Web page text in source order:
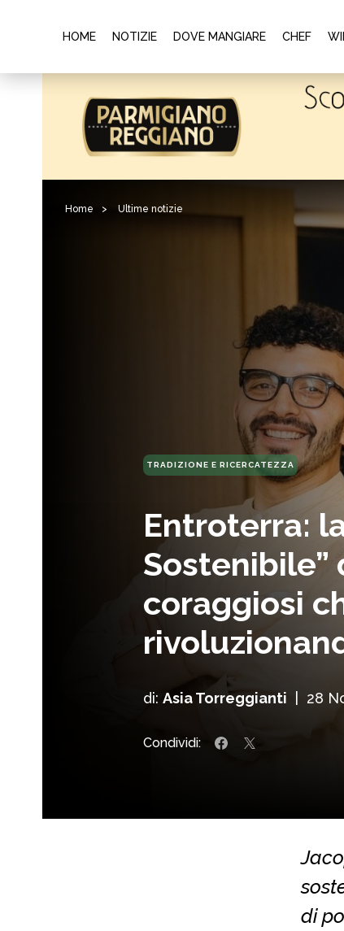
HOME NOTIZIE DOVE MANGIARE CHEF
Home > Ultime notizie
TRADIZIONE E RICERCATEZZA
Entroterra:
Sostenibile”
coraggiosi
di: Asia Torreggianti 28
Condividi:
di